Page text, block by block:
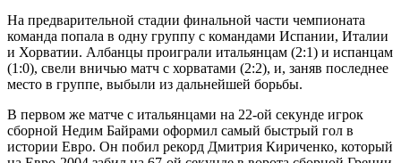
На предварительной стадии финальной части чемпионата
команда попала в одну группу с командами Испании, Италии
и Хорватии. Албанцы проиграли итальянцам (2:1) и испанцам
(1:0), свели вничью матч с хорватами (2:2), и, заняв последнее
место в группе, выбыли из дальнейшей борьбы.
В первом же матче с итальянцами на 22-ой секунде игрок
сборной Недим Байрами оформил самый быстрый гол в
истории Евро. Он побил рекорд Дмитрия Кириченко, который